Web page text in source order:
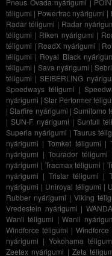
téligumi | Powertrac nyárigumi |
Radar téligumi | Radar
téligumi | Riken nyárigumi |
téligumi | RoadX nyárigumi |
téligumi | Royal Black
téligumi | Sava nyárigumi |
téligumi |SEIBERLING
Speedways téligumi |
nyárigumi |Star Performer
|Starfire nyárigumi |Sumitomo
|SUN-F nyárigumi | Sunfull
Superia nyárigumi |Taurus
nyárigumi |Tomket téligumi |
nyárigumi |Tourador téligumi
nyárigumi | Tracmax téligumi |
nyárigumi | Tristar téligumi |
nyárigumi | Uniroyal téligumi |
Rubber nyárigumi | Viking
Vredestein nyárigumi |
Wanli téligumi |Wanli
Windforce téligumi | Windforce
nyárigumi | Yokohama
Zeetex nyárigumi | Zeta